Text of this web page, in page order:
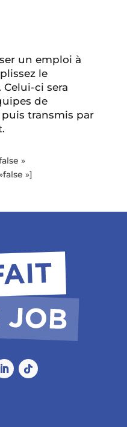
un emploi à
le
ci sera
de
transmis par
»
»]